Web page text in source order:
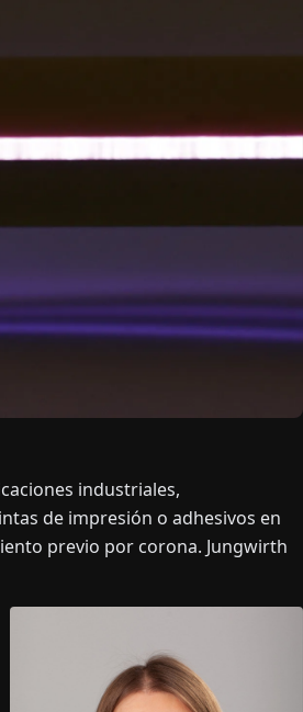
industriales,
de impresión o adhesivos en
previo por corona. Jungwirth